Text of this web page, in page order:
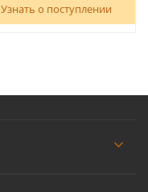
Узнать о поступлении